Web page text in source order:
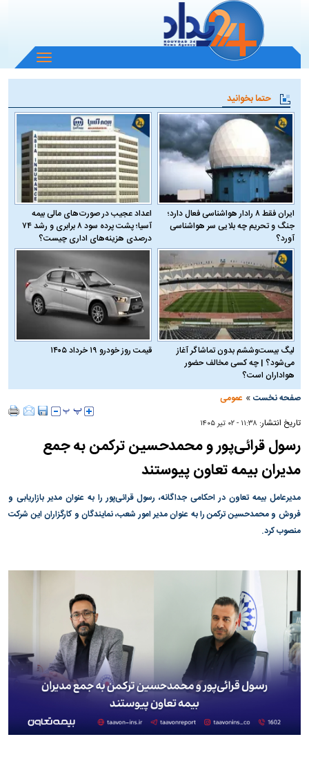
باز
و
منو
حتما بخوانید
ایران فقط ۸ رادار هواشناسی فعال دارد؛
جنگ و تحریم چه بلایی سر هواشناسی
آورد؟
اعداد عجیب در صورت‌های مالی بیمه
آسیا؛ پشت پرده سود ۸ برابری و رشد ۷۴
درصدی هزینه‌های اداری چیست؟
لیگ بیست‌وششم بدون تماشاگر آغاز
می‌شود؟ | چه کسی مخالف حضور
هواداران است؟
قیمت روز خودرو ۱۹ خرداد ۱۴۰۵
صفحه نخست » عمومی
تاریخ انتشار: ۱۱:۳۸ - ۰۲ تير ۱۴۰۵
رسول قرائی‌پور و محمدحسین ترکمن به جمع
مدیران بیمه تعاون پیوستند
مدیرعامل بیمه تعاون در احکامی جداگانه، رسول قرائی‌پور را به عنوان مدیر بازاریابی و
فروش و محمدحسین ترکمن را به عنوان مدیر امور شعب، نمایندگان و کارگزاران این شرکت
منصوب کرد.